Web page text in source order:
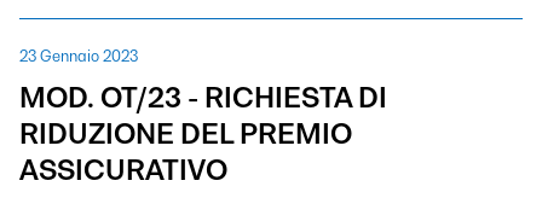
23 Gennaio 2023
MOD. OT/23 - RICHIESTA DI
RIDUZIONE DEL PREMIO
ASSICURATIVO